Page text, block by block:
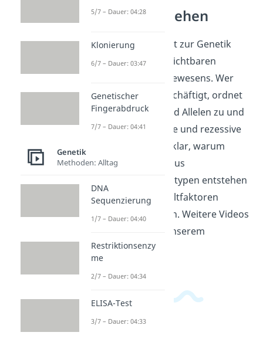
Genetik verstehen
Der Phänotyp gehört zur Genetik
und beschreibt die sichtbaren
Merkmale eines Lebewesens. Wer
sich mit Genetik beschäftigt, ordnet
Merkmale Genen und Allelen zu und
vergleicht dominante und rezessive
Vererbung. So wird klar, warum
derselbe Phänotyp aus
verschiedenen Genotypen entstehen
kann und wie Umweltfaktoren
Merkmale mitprägen. Weitere Videos
dazu findest du in unserem
Biologiebereich.
5/7 – Dauer: 04:28
Klonierung
6/7 – Dauer: 03:47
Genetischer
Fingerabdruck
7/7 – Dauer: 04:41
Genetik
Methoden: Alltag
DNA
Sequenzierung
1/7 – Dauer: 04:40
Restriktionsenzy
me
2/7 – Dauer: 04:34
ELISA-Test
3/7 – Dauer: 04:33